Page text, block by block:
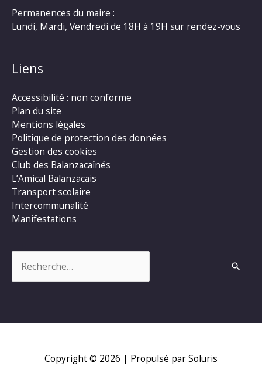
Permanences du maire :
Lundi, Mardi, Vendredi de 18H à 19H sur rendez-vous
Liens
Accessibilité : non conforme
Plan du site
Mentions légales
Politique de protection des données
Gestion des cookies
Club des Balanzacaînés
L’Amical Balanzacais
Transport scolaire
Intercommunalité
Manifestations
Copyright © 2026 | Propulsé par Soluris